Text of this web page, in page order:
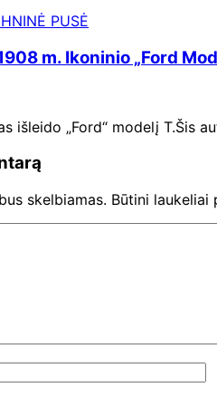
PUSĖ
m. Ikoninio „Ford
išleido „Ford“ modelį
skelbiamas. Būtini laukeliai